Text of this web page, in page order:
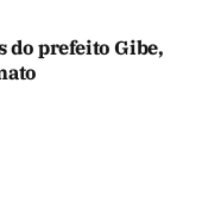
do prefeito Gibe,